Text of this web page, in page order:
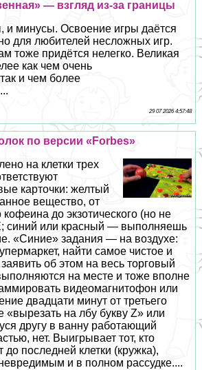
— взгляд из-за границы
и минусы. Освоение игры даётся
для любителей несложных игр.
тоже придётся нелегко. Великая
как чем очень
и чем более
29 07 2026 4:57:48
по версии «Forbes»
на клетки трех
карточки: желтый
вещество, от
до экзотического (но не
синий или красный — выполняешь
«Синие» задания — на воздухе:
найти самое чистое и
об этом на весь торговый
на месте и тоже вполне
видеомагнитофон или
двадцати минут от третьего
«вырезать на лбу букву Z» или
другу в ванну работающий
нет. Выигрывает тот, кто
до последней клетки (кружка),
и в полном рассудке....